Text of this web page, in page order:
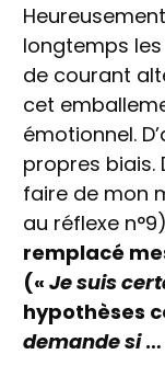
longtemps
de courant
cet
émotionnel.
propres biais.
faire de mon
au réflexe
remplacé
(« Je suis
hypothèses
demande si…